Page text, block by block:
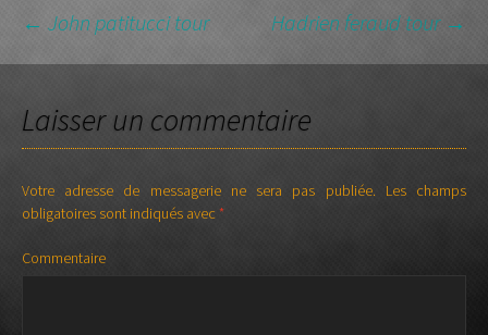
NAVIGATION DES
ARTICLES
← John patitucci tour Hadrien feraud tour →
Laisser un commentaire
Votre adresse de messagerie ne sera pas publiée. Les champs
obligatoires sont indiqués avec*
Commentaire